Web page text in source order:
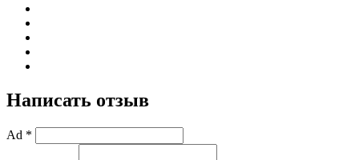
Написать отзыв
Ad *